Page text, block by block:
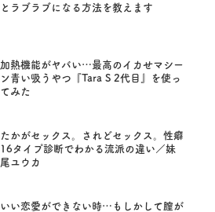
とラブラブになる方法を教えます
加熱機能がヤバい…最高のイカせマシー
ン青い吸うやつ『Tara S 2代目』を使っ
てみた
たかがセックス。されどセックス。性癖
16タイプ診断でわかる流派の違い／妹
尾ユウカ
いい恋愛ができない時…もしかして膣が